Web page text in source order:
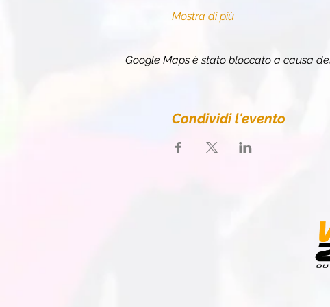
Mostra di più
Google Maps è stato bloccato a causa
Condividi l'evento